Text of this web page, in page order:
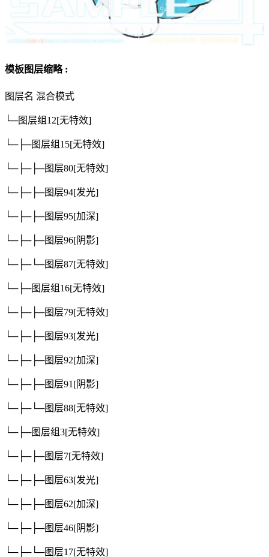
模板图层缩略 :
图层名 混合模式
└─图层组12[无特效]
└─├─图层组15[无特效]
└─├─├─图层80[无特效]
└─├─├─图层94[发光]
└─├─├─图层95[加深]
└─├─├─图层96[阴影]
└─├─└─图层87[无特效]
└─├─图层组16[无特效]
└─├─├─图层79[无特效]
└─├─├─图层93[发光]
└─├─├─图层92[加深]
└─├─├─图层91 [阴影]
└─├─└─图层88[无特效]
└─├─图层组3[无特效]
└─├─├─图层7[无特效]
└─├─├─图层63[发光]
└─├─├─图层62[加深]
└─├─├─图层46[阴影]
└─├─└─图层17[无特效]